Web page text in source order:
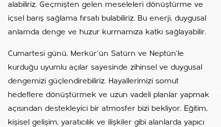
alabiliriz. Geçmişten gelen meseleleri dönüştürme ve
içsel barış sağlama fırsatı bulabiliriz. Bu enerji, duygusal
anlamda denge ve huzur kurmamıza katkı sağlayabilir.
Cumartesi günü, Merkür’ün Satürn ve Neptün’le
kurduğu uyumlu açılar sayesinde zihinsel ve duygusal
dengemizi güçlendirebiliriz. Hayallerimizi somut
hedeflere dönüştürmek ve uzun vadeli planlar yapmak
açısından destekleyici bir atmosfer bizi bekliyor. Eğitim,
kişisel gelişim, yaratıcılık ve ilişkiler gibi alanlarda yapıcı